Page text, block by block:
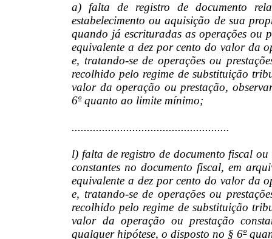
a) falta de registro de documento
estabelecimento ou aquisição de sua
quando já escrituradas as operações ou
equivalente a dez por cento do valor da
e, tratando-se de operações ou
recolhido pelo regime de substituição
valor da operação ou prestação,
6ºquanto ao limite mínimo;
....................................................
l) falta de registro de documento fiscal
constantes no documento fiscal, em
equivalente a dez por cento do valor da
e, tratando-se de operações ou
recolhido pelo regime de substituição
valor da operação ou prestação
qualquer hipótese, o disposto no § 6º